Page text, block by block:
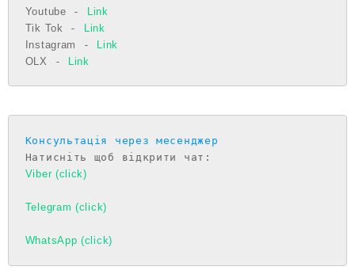
Youtube - Link
Tik Tok
- Link
Instagram
- Link
OLX
- Link
Консультація через месенджер
Viber (click)
Telegram (click)
WhatsApp (click)